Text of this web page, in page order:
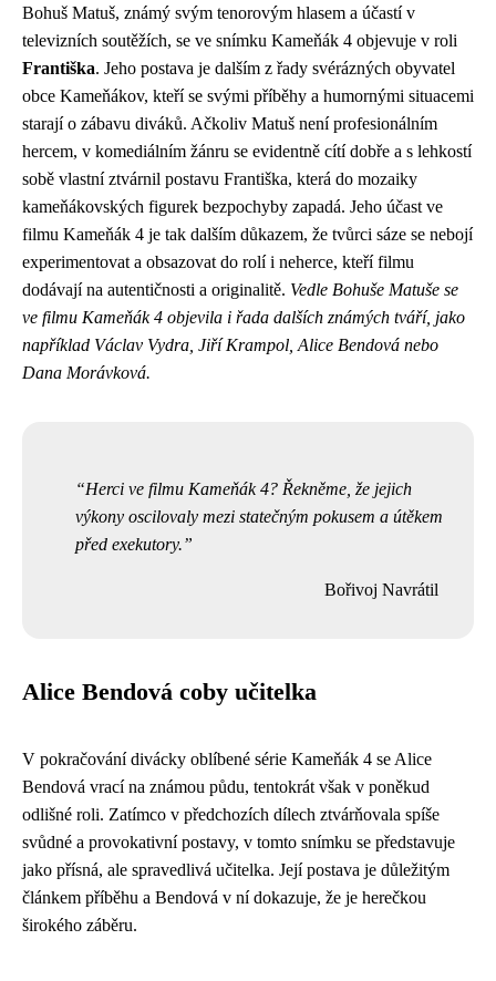
Bohuš Matuš, známý svým tenorovým hlasem a účastí v
televizních soutěžích, se ve snímku Kameňák 4 objevuje v roli
Františka. Jeho postava je dalším z řady svérázných obyvatel
obce Kameňákov, kteří se svými příběhy a humornými situacemi
starají o zábavu diváků. Ačkoliv Matuš není profesionálním
hercem, v komediálním žánru se evidentně cítí dobře a s lehkostí
sobě vlastní ztvárnil postavu Františka, která do mozaiky
kameňákovských figurek bezpochyby zapadá. Jeho účast ve
filmu Kameňák 4 je tak dalším důkazem, že tvůrci sáze se nebojí
experimentovat a obsazovat do rolí i neherce, kteří filmu
dodávají na autentičnosti a originalitě. Vedle Bohuše Matuše se
ve filmu Kameňák 4 objevila i řada dalších známých tváří, jako
například Václav Vydra, Jiří Krampol, Alice Bendová nebo
Dana Morávková.
Herci ve filmu Kameňák 4? Řekněme, že jejich
výkony oscilovaly mezi statečným pokusem a útěkem
před exekutory.
Bořivoj Navrátil
Alice Bendová coby učitelka
V pokračování divácky oblíbené série Kameňák 4 se Alice
Bendová vrací na známou půdu, tentokrát však v poněkud
odlišné roli. Zatímco v předchozích dílech ztvárňovala spíše
svůdné a provokativní postavy, v tomto snímku se představuje
jako přísná, ale spravedlivá učitelka. Její postava je důležitým
článkem příběhu a Bendová v ní dokazuje, že je herečkou
širokého záběru.